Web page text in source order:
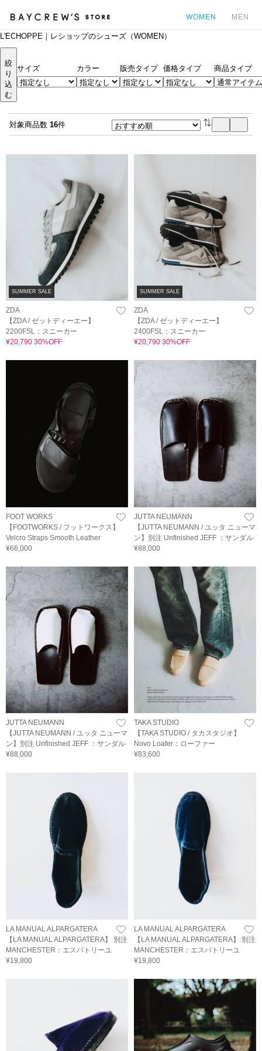
WOMEN MEN
L'ECHOPPE｜レショップのシューズ（WOMEN）
絞
り
込
む
サイズ カラー 販売タイプ 価格タイプ 商品タイプ
対象商品数 16件
SUMMER SALE
ZDA
【ZDA / ゼットディーエー】
2200FSL：スニーカー
¥20,790 30%OFF
SUMMER SALE
ZDA
【ZDA / ゼットディーエー】
2400FSL：スニーカー
¥20,790 30%OFF
FOOT WORKS
【FOOTWORKS / フットワークス】
Velcro Straps Smooth Leather
¥66,000
JUTTA NEUMANN
【JUTTA NEUMANN / ユッタ ニューマ
ン】別注 Unfinished JEFF ：サンダル
¥88,000
JUTTA NEUMANN
【JUTTA NEUMANN / ユッタ ニューマ
ン】別注 Unfinished JEFF ：サンダル
¥88,000
TAKA STUDIO
【TAKA STUDIO / タカスタジオ】
Novo Loafer：ローファー
¥83,600
LA MANUAL ALPARGATERA
【LA MANUAL ALPARGATERA】 別注
MANCHESTER：エスパトリーユ
¥19,800
LA MANUAL ALPARGATERA
【LA MANUAL ALPARGATERA】 別注
MANCHESTER：エスパトリーユ
¥19,800